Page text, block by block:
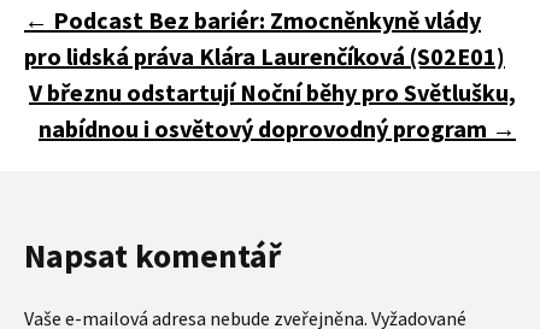
Navigace
pro
← Podcast Bez bariér: Zmocněnkyně vlády
pro lidská práva Klára Laurenčíková (S02E01)
V březnu odstartují Noční běhy pro Světlušku,
nabídnou i osvětový doprovodný program →
Napsat komentář
Vaše e-mailová adresa nebude zveřejněna. Vyžadované